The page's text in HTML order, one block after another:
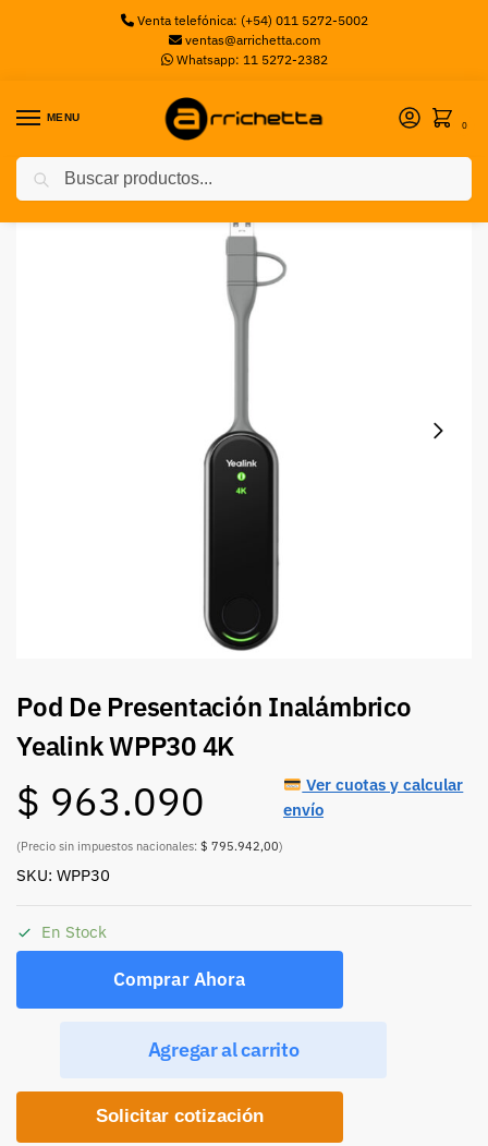
Venta telefónica: (+54) 011 5272-5002
ventas@arrichetta.com
Whatsapp: 11 5272-2382
MENU
0
Inicio Videoconferencia / Accesorios Videoconferencia
Pod De Presentación Inalámbrico
Yealink WPP30 4K
$ 963.090
(Precio sin impuestos nacionales: $ 795.942,00)
Ver cuotas y calcular
envío
SKU: WPP30
En Stock
Comprar Ahora
Agregar al carrito
Solicitar cotización